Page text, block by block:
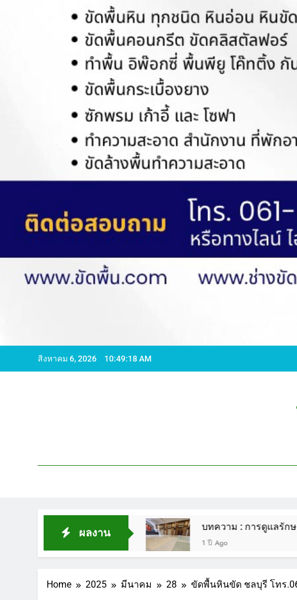
สิงหาคม 6, 2026 10:49:19 AM
ผลงาน
ไลน์ WCS1 บทความ : การดูแลรักษาพื้นหินขัด
1 ปี Ago
Home 2025 มีนาคม 28 ขัดพื้นหินขัด ชลบุรี โทร